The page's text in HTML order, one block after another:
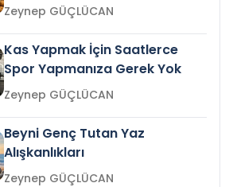
Zeynep GÜÇLÜCAN
Kas Yapmak İçin Saatlerce
Spor Yapmanıza Gerek Yok
Zeynep GÜÇLÜCAN
Beyni Genç Tutan Yaz
Alışkanlıkları
Zeynep GÜÇLÜCAN